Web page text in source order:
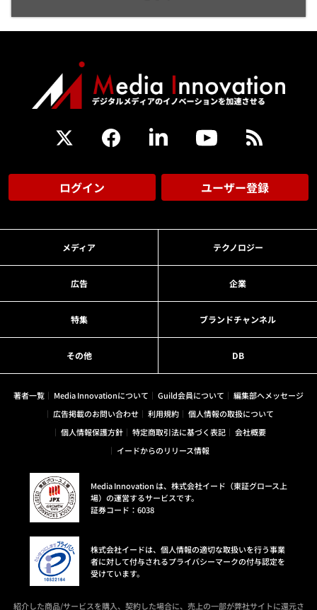
ログイン ユーザー登録
メディア テクノロジー
広告 企業
特集 ブランドチャンネル
その他 DB
著者一覧 Media Innovationについて Guild会員について
編集部へメッセージ
広告掲載のお問い合わせ
利用規約
個人情報の取扱について
個人情報保護方針
特定商取引法に基づく表記
会社概要
イードからのリリース情報
Media Innovation は、株式会社イード（東証グロース上
場）の運営するサービスです。
証券コード：6038
株式会社イードは、個人情報の適切な取扱いを行う事業
者に対して付与されるプライバシーマークの付与認定を
受けています。
紹介した商品/サービスを購入、契約した場合に、売上の一部が弊社サイトに還元さ